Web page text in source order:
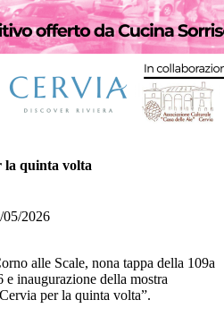
la quinta volta
05/2026
alle Scale, nona tappa della 109a
inaugurazione della mostra
per la quinta volta”.